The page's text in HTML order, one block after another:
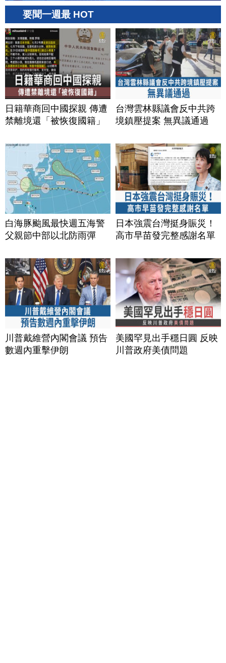
要聞一週最 HOT
日籍華商回中國探親 傳遭
禁離境還「被恢復國籍」
台灣雲林縣議會反中共跨
境鎮壓提案 無異議通過
白海豚颱風最快週五海警
父親節中部以北防雨彈
日本強震台灣挺身賑災！
高市早苗發完整感謝名單
川普戴維營內閣會議 預告
數週內重擊伊朗
美國罕見出手穩日圓 反映
川普政府美債問題